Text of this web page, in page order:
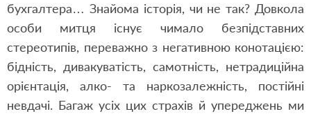
бухгалтера… Знайома історія, чи не так? Довкола
особи митця існує чимало безпідставних
стереотипів, переважно з негативною конотацією:
бідність, дивакуватість, самотність, нетрадиційна
орієнтація, алко- та наркозалежність, постійні
невдачі. Багаж усіх цих страхів й упереджень ми